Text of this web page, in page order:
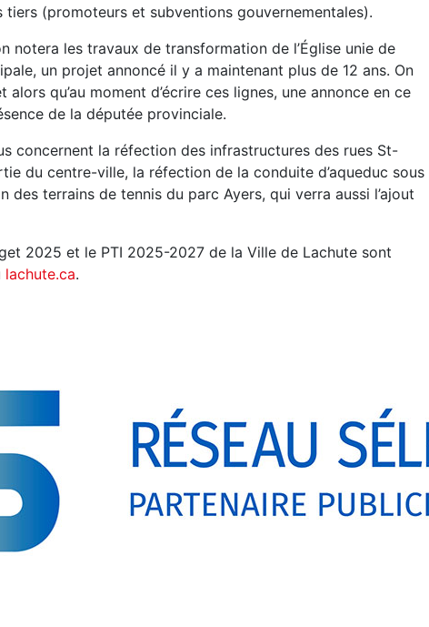
(promoteurs et subventions gouvernementales).
notera les travaux de transformation de l’Église unie de
un projet annoncé il y a maintenant plus de 12 ans. On
qu’au moment d’écrire ces lignes, une annonce en ce
de la députée provinciale.
concernent la réfection des infrastructures des rues St-
du centre-ville, la réfection de la conduite d’aqueduc sous
terrains de tennis du parc Ayers, qui verra aussi l’ajout
2025 et le PTI 2025-2027 de la Ville de Lachute sont
lachute.ca.